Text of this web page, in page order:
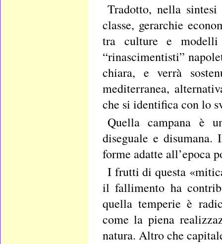
Tradotto, nella
classe, gerarchie
tra culture e modelli
“rinascimentisti”
chiara, e verrà
mediterranea,
che si identifica con lo
Quella campana è
diseguale e
forme adatte all’epoca
I frutti di questa
il fallimento ha
quella temperie è
come la piena
natura. Altro che